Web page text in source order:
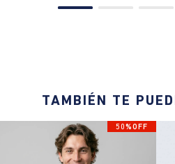
TAMBIÉN TE
50%OFF